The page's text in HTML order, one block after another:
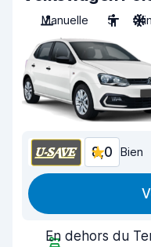
Manuelle
5
8,0 Bien
En dehors du